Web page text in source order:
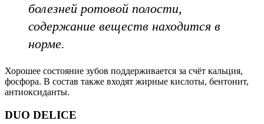
болезней ротовой полости,
содержание веществ находится в
норме.
Хорошее состояние зубов поддерживается за счёт кальция,
фосфора. В состав также входят жирные кислоты, бентонит,
антиоксиданты.
DUO DELICE